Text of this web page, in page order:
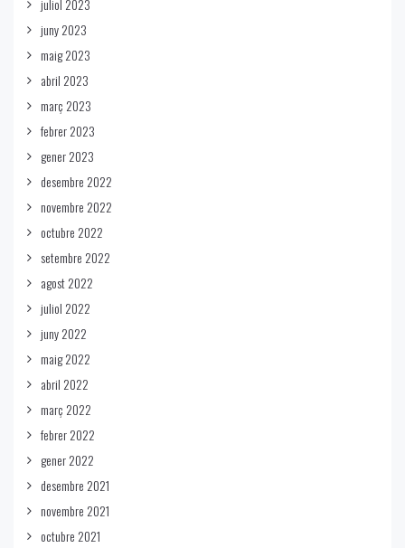
juliol 2023
juny 2023
maig 2023
abril 2023
març 2023
febrer 2023
gener 2023
desembre 2022
novembre 2022
octubre 2022
setembre 2022
agost 2022
juliol 2022
juny 2022
maig 2022
abril 2022
març 2022
febrer 2022
gener 2022
desembre 2021
novembre 2021
octubre 2021